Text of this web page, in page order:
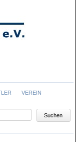
VEREIN
Suchen